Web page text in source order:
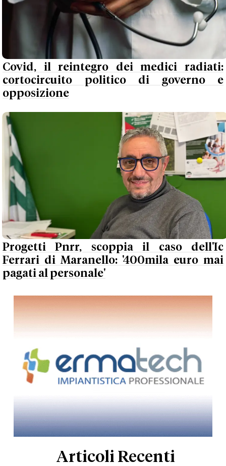
Covid, il reintegro dei medici radiati:
cortocircuito politico di governo e
opposizione
Progetti Pnrr, scoppia il caso dell'Ic
Ferrari di Maranello: '400mila euro mai
pagati al personale'
Articoli Recenti